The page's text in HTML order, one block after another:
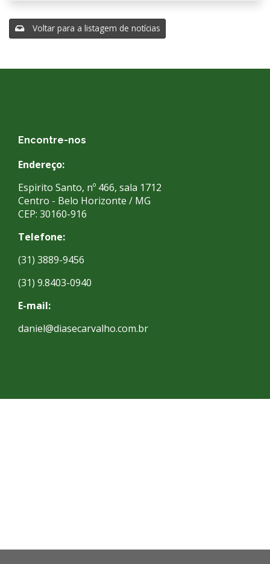
Voltar para a listagem de notícias
Encontre-nos
Endereço:
Espirito Santo, nº 466, sala 1712
Centro - Belo Horizonte / MG
CEP: 30160-916
Telefone:
(31) 3889-9456
(31) 9.8403-0940
E-mail:
daniel@diasecarvalho.com.br